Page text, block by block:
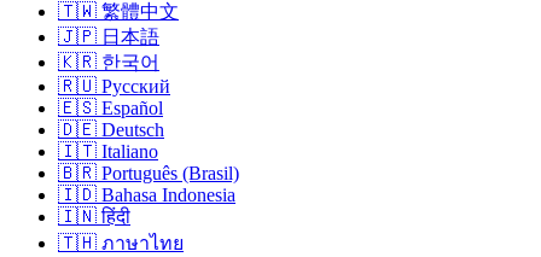
🇹🇼 繁體中文
🇯🇵 日本語
🇰🇷 한국어
🇷🇺 Русский
🇪🇸 Español
🇩🇪 Deutsch
🇮🇹 Italiano
🇧🇷 Português (Brasil)
🇮🇩 Bahasa Indonesia
🇮🇳 हिंदी
🇹🇭 ภาษาไทย